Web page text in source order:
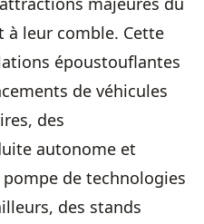
à leur comble. Cette
époustouflantes
de véhicules
des
autonome et
de technologies
des stands